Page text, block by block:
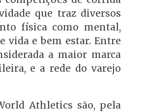
que traz diversos
física como mental,
vida e bem estar. Entre
a maior marca
e a rede do varejo
Athletics são, pela